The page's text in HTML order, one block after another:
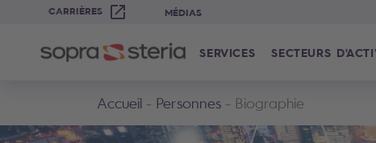
CARRIÈRES MÉDIAS
SERVICES SECTEURS
Accueil Personnes Biographie